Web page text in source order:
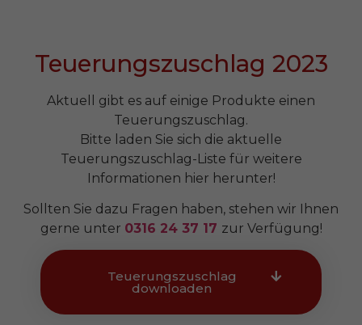
Teuerungszuschlag 2023
Aktuell gibt es auf einige Produkte einen
Teuerungszuschlag.
Bitte laden Sie sich die aktuelle
Teuerungszuschlag-Liste für weitere
Informationen hier herunter!
Sollten Sie dazu Fragen haben, stehen wir Ihnen
gerne unter 0316 24 37 17 zur Verfügung!
Teuerungszuschlag
downloaden